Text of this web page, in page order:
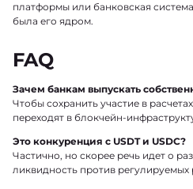
платформы или банковская
была его ядром.
FAQ
Зачем банкам выпускать
Чтобы сохранить участие в
переходят в блокчейн-
Это конкуренция с USDT и USDC?
Частично, но скорее речь идет о
ликвидность против регулируемых